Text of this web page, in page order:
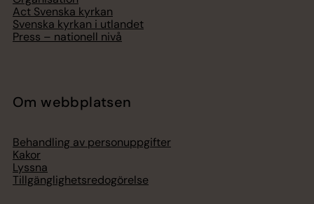
Act Svenska kyrkan
Svenska kyrkan i utlandet
Press – nationell nivå
Om webbplatsen
Behandling av personuppgifter
Kakor
Lyssna
Tillgänglighetsredogörelse